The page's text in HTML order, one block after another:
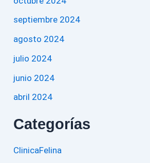
septiembre 2024
agosto 2024
julio 2024
junio 2024
abril 2024
Categorías
ClinicaFelina